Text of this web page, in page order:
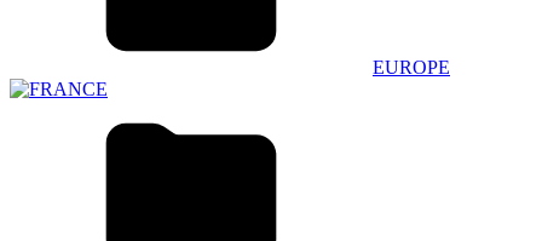
EUROPE